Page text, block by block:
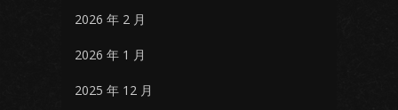
2026 年 2 月
2026 年 1 月
2025 年 12 月